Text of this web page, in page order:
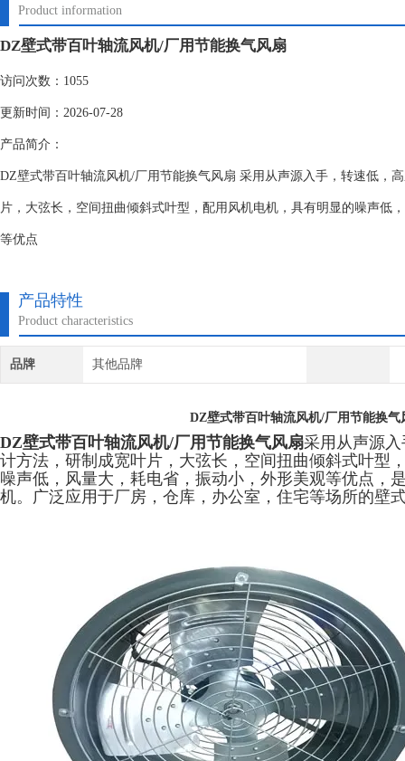
Product information
DZ壁式带百叶轴流风机/厂用节能换气风扇
访问次数：1055
更新时间：2026-07-28
产品简介：
DZ壁式带百叶轴流风机/厂用节能换气风扇 采用从声源入手，转速低，
片，大弦长，空间扭曲倾斜式叶型，配用风机电机，具有明显的噪声低
等优点
产品特性
Product characteristics
品牌 其他品牌
DZ壁式带百叶轴流风机/厂用节能换气
DZ壁式带百叶轴流风机/厂用节能换气风扇采用从声源
计方法，研制成宽叶片，大弦长，空间扭曲倾斜式叶型
噪声低，风量大，耗电省，振动小，外形美观等优点，
机。广泛应用于厂房，仓库，办公室，住宅等场所的壁